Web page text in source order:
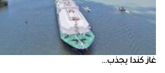
غاز‭ ‬كندا‭ ‬يجذب‭ ...